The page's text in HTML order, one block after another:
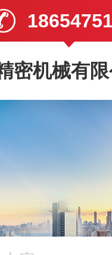
密机械有